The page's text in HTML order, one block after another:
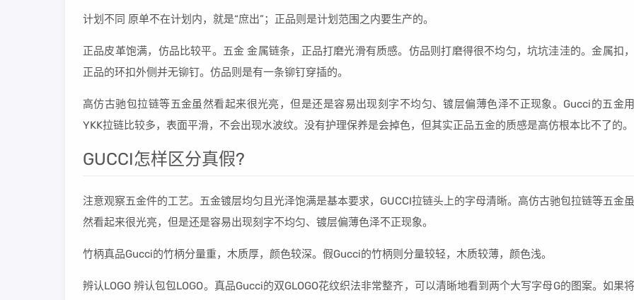
计划不同 原单不在计划内，就是“庶出”；正品则是计划范围之内要生产的。
正品皮革饱满，仿品比较平。五金 金属链条，正品打磨光滑有质感。仿品则打磨得很不均匀，坑坑洼洼的。金属扣，
正品的环扣外侧并无铆钉。仿品则是有一条铆钉穿插的。
高仿古驰包拉链等五金虽然看起来很光亮，但是还是容易出现刻字不均匀、镀层偏薄色泽不正现象。Gucci的五金用
YKK拉链比较多，表面平滑，不会出现水波纹。没有护理保养是会掉色，但其实正品五金的质感是高仿根本比不了的。
GUCCI怎样区分真假?
注意观察五金件的工艺。五金镀层均匀且光泽饱满是基本要求，GUCCI拉链头上的字母清晰。高仿古驰包拉链等五金虽
然看起来很光亮，但是还是容易出现刻字不均匀、镀层偏薄色泽不正现象。
竹柄真品Gucci的竹柄分量重，木质厚，颜色较深。假Gucci的竹柄则分量较轻，木质较薄，颜色浅。
辨认LOGO 辨认包包LOGO。真品Gucci的双GLOGO花纹织法非常整齐，可以清晰地看到两个大写字母G的图案。如果将